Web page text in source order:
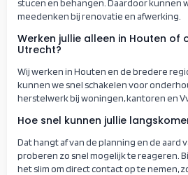
stucen en behangen. Daardoor kunnen
meedenken bij renovatie en afwerking.
Werken jullie alleen in Houten of
Utrecht?
Wij werken in Houten en de bredere
kunnen we snel schakelen voor
herstelwerk bij woningen, kantoren en
Hoe snel kunnen jullie
Dat hangt af van de planning en de aard
proberen zo snel mogelijk te reageren.
het slim om direct contact op te nemen,